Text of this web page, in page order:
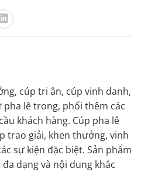
cúp tri ân, cúp vinh danh,
lê trong, phối thêm các
khách hàng. Cúp pha lê
trao giải, khen thưởng, vinh
sự kiện đặc biệt. Sản phẩm
dạng và nội dung khắc